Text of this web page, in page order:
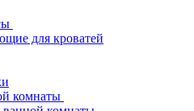
для кроватей
комнаты